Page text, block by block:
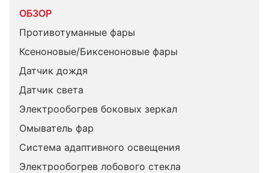
ОБЗОР
Противотуманные фары
Ксеноновые/Биксеноновые фары
Датчик дождя
Датчик света
Электрообогрев боковых зеркал
Омыватель фар
Система адаптивного освещения
Электрообогрев лобового стекла